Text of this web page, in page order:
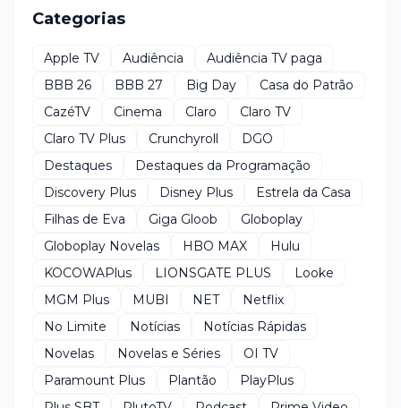
Categorias
Apple TV Audiência
Audiência TV paga
BBB 26
BBB 27 Big Day
Casa do Patrão
CazéTV
Cinema Claro
Claro TV
Claro TV Plus
Crunchyroll
DGO
Destaques
Destaques da Programação
Discovery Plus
Disney Plus
Estrela da Casa
Filhas de Eva
Giga Gloob
Globoplay
Globoplay Novelas
HBO MAX
Hulu
KOCOWAPlus
LIONSGATE PLUS
Looke
MGM Plus
MUBI NET
Netflix
No Limite
Notícias
Notícias Rápidas
Novelas
Novelas e Séries
OI TV
Paramount Plus
Plantão
PlayPlus